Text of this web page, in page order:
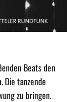
Beats den
Die tanzende
zu bringen.